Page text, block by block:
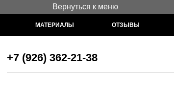
Вернуться к меню
МАТЕРИАЛЫ ОТЗЫВЫ
+7 (926) 362-21-38